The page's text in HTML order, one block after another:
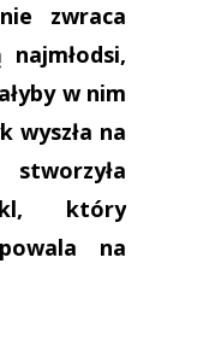
zwraca
w nim
wyszła na
który
na